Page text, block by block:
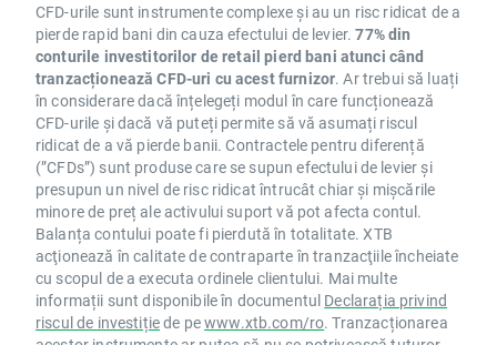
CFD-urile sunt instrumente complexe și au un risc ridicat de a
pierde rapid bani din cauza efectului de levier.77% din
conturile investitorilor de retail pierd bani atunci când
tranzacționează CFD-uri cu acest furnizor. Ar trebui să luați
în considerare dacă înțelegeți modul în care funcționează
CFD-urile și dacă vă puteți permite să vă asumați riscul
ridicat de a vă pierde banii. Contractele pentru diferență
(”CFDs”) sunt produse care se supun efectului de levier și
presupun un nivel de risc ridicat întrucât chiar și mișcările
minore de preț ale activului suport vă pot afecta contul.
Balanța contului poate fi pierdută în totalitate. XTB
acţionează în calitate de contraparte în tranzacţiile încheiate
cu scopul de a executa ordinele clientului. Mai multe
informații sunt disponibile în documentul Declarația privind
riscul de investițiede pewww.xtb.com/ro. Tranzacționarea